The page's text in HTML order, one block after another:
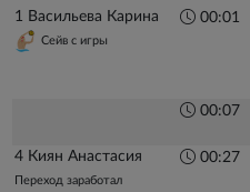
1 Васильева Карина
Сейв с игры
00:01
00:07
4 Киян Анастасия
Переход заработал
00:27